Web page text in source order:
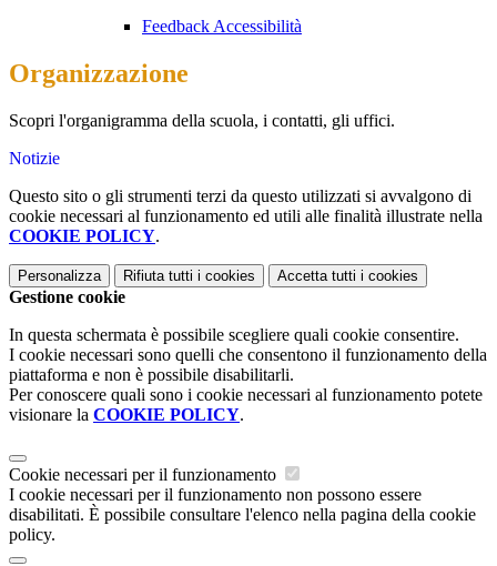
Feedback Accessibilità
Organizzazione
Scopri l'organigramma della scuola, i contatti, gli uffici.
Notizie
Questo sito o gli strumenti terzi da questo utilizzati si avvalgono di
cookie necessari al funzionamento ed utili alle finalità illustrate nella
COOKIE POLICY.
Personalizza Rifiuta tutti i cookies Accetta tutti i cookies
Gestione cookie
In questa schermata è possibile scegliere quali cookie consentire.
I cookie necessari sono quelli che consentono il funzionamento della
piattaforma e non è possibile disabilitarli.
Per conoscere quali sono i cookie necessari al funzionamento potete
visionare la COOKIE POLICY.
Cookie necessari per il funzionamento
I cookie necessari per il funzionamento non possono essere
disabilitati. È possibile consultare l'elenco nella pagina della cookie
policy.